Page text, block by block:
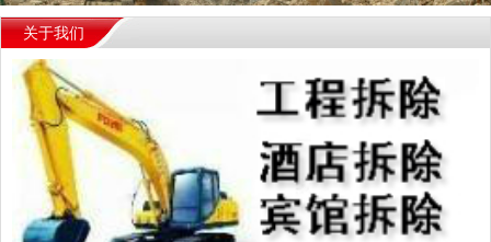
关于我们